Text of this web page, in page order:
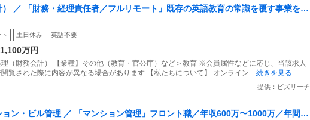
／ 「財務・経理責任者／フルリモート」既存の英語教育の常識を覆す事業を財
速する／財務・経理責任者（CFO候補）募集
土日休み 英語不要
万円
理（財務会計） 【業種】その他（教育・官公庁）など＞教育 ※会員属性などに応じ、当該求人
覧された際に内容が異なる場合があります 【私たちについて】 オンライン…続きを見る
提供：ビズリーチ
ン・ビル管理 ／ 「マンション管理」フロント職／年収600万〜1000万／年間休